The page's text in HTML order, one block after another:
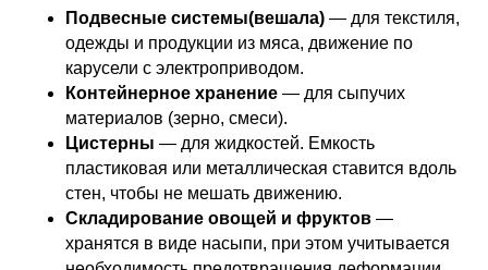
Подвесные системы(вешала) — для текстиля,
одежды и продукции из мяса, движение по
карусели с электроприводом.
Контейнерное хранение — для сыпучих
материалов (зерно, смеси).
Цистерны — для жидкостей. Емкость
пластиковая или металлическая ставится вдоль
стен, чтобы не мешать движению.
Складирование овощей и фруктов —
хранятся в виде насыпи, при этом учитывается